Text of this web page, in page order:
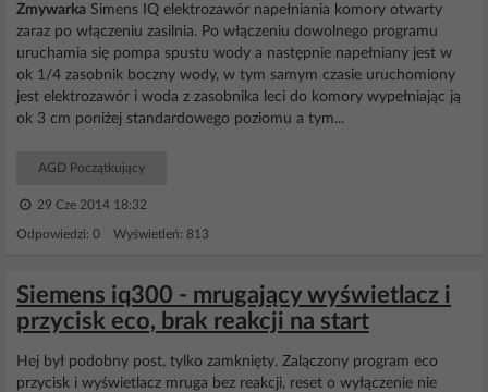
Zmywarka Simens IQ elektrozawór napełniania komory otwarty
zaraz po włączeniu zasilnia. Po włączeniu dowolnego programu
uruchamia się pompa spustu wody a następnie napełniany jest w
ok 1/4 zasobnik boczny wody, w tym samym czasie uruchomiony
jest elektrozawór i woda z zasobnika leci do komory wypełniając ją
ok 3 cm poniżej standardowego poziomu a tym...
AGD Początkujący
29 Cze 2014 18:32
Odpowiedzi: 0 Wyświetleń: 813
Siemens iq300 - mrugający wyświetlacz i
przycisk eco, brak reakcji na start
Hej był podobny post, tylko zamknięty. Zalączony program eco
przycisk i wyświetlacz mruga bez reakcji, reset o wyłączenie nie